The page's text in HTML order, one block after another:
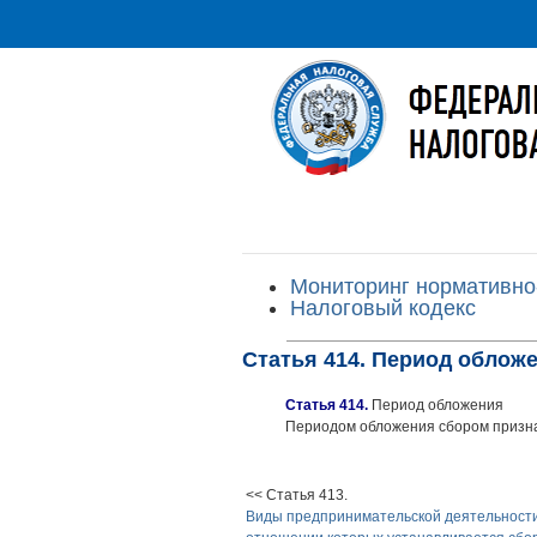
Мониторинг
Налоговый кодекс
Статья 414. Период
Статья 414. Период обложения
Периодом обложения сбором
<< Статья 413.
Виды предпринимательской